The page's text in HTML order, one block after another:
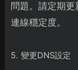
問題。請定期
連線穩定度。
5. 變更DNS設定